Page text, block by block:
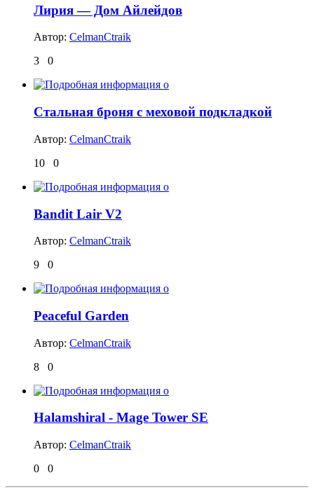
Лирия — Дом Айлейдов
Автор: CelmanCtraik
3
0
Стальная броня с меховой подкладкой
Автор: CelmanCtraik
10
0
Bandit Lair V2
Автор: CelmanCtraik
9
0
Peaceful Garden
Автор: CelmanCtraik
8
0
Halamshiral - Mage Tower SE
Автор: CelmanCtraik
0
0